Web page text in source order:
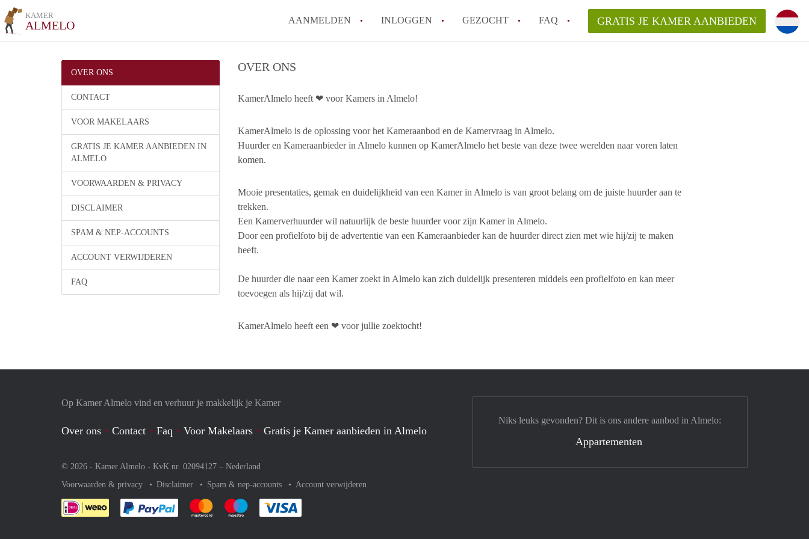
KAMER
ALMELO AANMELDEN INLOGGEN GEZOCHT FAQ
Werkt KamerAlmelo met wachtlijsten?
Alle veelgestelde vragen
GRATIS JE KAMER AANBIEDEN
OVER ONS
CONTACT
VOOR MAKELAARS
GRATIS JE KAMER AANBIEDEN IN
ALMELO
VOORWAARDEN & PRIVACY
DISCLAIMER
SPAM & NEP-ACCOUNTS
ACCOUNT VERWIJDEREN
FAQ
OVER ONS
KamerAlmelo heeft ❤ voor Kamers in Almelo!
KamerAlmelo is de oplossing voor het Kameraanbod en de Kamervraag in Almelo.
Huurder en Kameraanbieder in Almelo kunnen op KamerAlmelo het beste van deze twee werelden naar voren laten
komen.
Mooie presentaties, gemak en duidelijkheid van een Kamer in Almelo is van groot belang om de juiste huurder aan te
trekken.
Een Kamerverhuurder wil natuurlijk de beste huurder voor zijn Kamer in Almelo.
Door een profielfoto bij de advertentie van een Kameraanbieder kan de huurder direct zien met wie hij/zij te maken
heeft.
De huurder die naar een Kamer zoekt in Almelo kan zich duidelijk presenteren middels een profielfoto en kan meer
toevoegen als hij/zij dat wil.
KamerAlmelo heeft een ❤ voor jullie zoektocht!
Op Kamer Almelo vind en verhuur je makkelijk je Kamer
Over ons Contact Faq Voor Makelaars Gratis je Kamer aanbieden in Almelo
© 2026 - Kamer Almelo - KvK nr. 02094127 – Nederland
Voorwaarden & privacy
Disclaimer Spam & nep-accounts Account verwijderen
Je rekent gemakkelijk af met Paypal
Je rekent gemakkelijk af met Mastercard
Je rekent gemakkelijk af met Meastro
Niks leuks gevonden? Dit is ons andere aanbod in Almelo:
Appartementen